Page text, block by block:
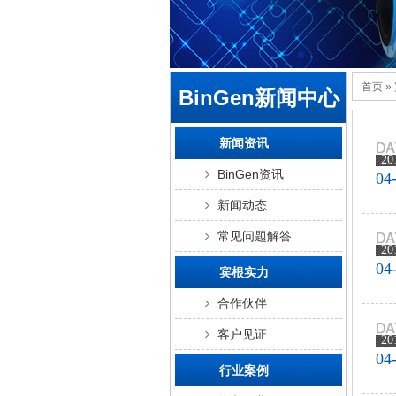
BinGen新闻中心
新闻资讯
BinGen资讯
新闻动态
常见问题解答
宾根实力
合作伙伴
客户见证
行业案例
首页 »